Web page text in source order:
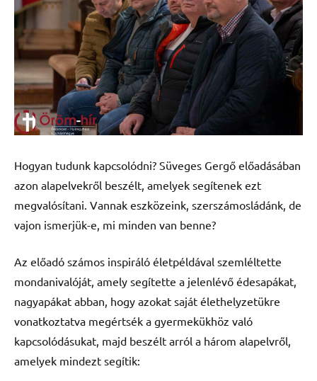
Hogyan tudunk kapcsolódni? Süveges Gergő előadásában
azon alapelvekről beszélt, amelyek segítenek ezt
megvalósítani. Vannak eszközeink, szerszámosládánk, de
vajon ismerjük-e, mi minden van benne?
Az előadó számos inspiráló életpéldával szemléltette
mondanivalóját, amely segítette a jelenlévő édesapákat,
nagyapákat abban, hogy azokat saját élethelyzetükre
vonatkoztatva megértsék a gyermekükhöz való
kapcsolódásukat, majd beszélt arról a három alapelvről,
amelyek mindezt segítik: